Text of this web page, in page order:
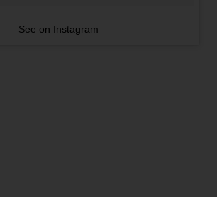
See on Instagram